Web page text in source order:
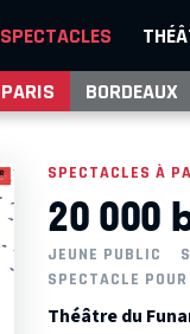
SPECTACLES
PARIS BORDEAUX
SPECTACLES À
20 000
JEUNE PUBLIC
SPECTACLE
Théâtre du